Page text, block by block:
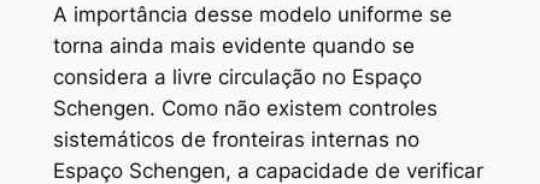
A importância desse modelo uniforme se
torna ainda mais evidente quando se
considera a livre circulação no Espaço
Schengen. Como não existem controles
sistemáticos de fronteiras internas no
Espaço Schengen, a capacidade de verificar